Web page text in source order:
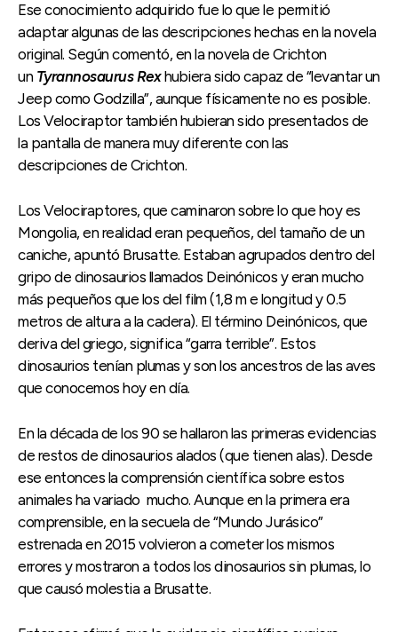
Ese conocimiento adquirido fue lo que le permitió
adaptar algunas de las descripciones hechas en la novela
original. Según comentó, en la novela de Crichton
un Tyrannosaurus Rexhubiera sido capaz de “levantar un
Jeep como Godzilla”, aunque físicamente no es posible.
Los Velociraptor también hubieran sido presentados de
la pantalla de manera muy diferente con las
descripciones de Crichton.
Los Velociraptores, que caminaron sobre lo que hoy es
Mongolia, en realidad eran pequeños, del tamaño de un
caniche, apuntó Brusatte. Estaban agrupados dentro del
gripo de dinosaurios llamados Deinónicos y eran mucho
más pequeños que los del film (1,8 m e longitud y 0.5
metros de altura a la cadera). El término Deinónicos, que
deriva del griego, significa “garra terrible”. Estos
dinosaurios tenían plumas y son los ancestros de las aves
que conocemos hoy en día.
En la década de los 90 se hallaron las primeras evidencias
de restos de dinosaurios alados (que tienen alas). Desde
ese entonces la comprensión científica sobre estos
animales ha variado mucho. Aunque en la primera era
comprensible, en la secuela de “Mundo Jurásico”
estrenada en 2015 volvieron a cometer los mismos
errores y mostraron a todos los dinosaurios sin plumas, lo
que causó molestia a Brusatte.